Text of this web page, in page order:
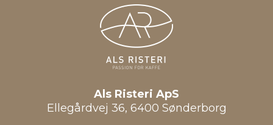
Als Risteri ApS
Ellegårdvej 36, 6400 Sønderborg